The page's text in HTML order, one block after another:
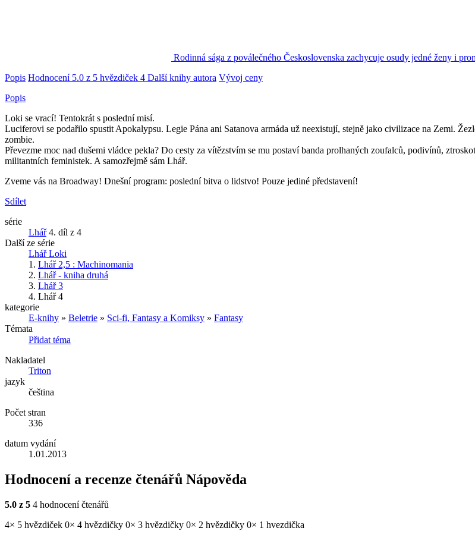
Rodinná sága z poválečného Československa zachycuje osudy jedné ženy i
Popis Hodnocení 5.0 z 5 hvězdiček 4 Další knihy autora Vývoj ceny
Popis
Loki se vrací! Tentokrát s poslední misí.
Luciferovi se podařilo spustit Apokalypsu. Legie Pána ani Satanova armáda už neexistují, stejně jako civilizace na Zemi.
zombie.
Převezme moc nad dušemi vládce pekla? Do cesty za vítězstvím se mu postaví banda prolhaných zoufalců, podivínů,
militantních feministek. A samozřejmě sám Lhář.
Zveme vás na Broadway! Dnešní program: poslední bitva o lidstvo! Pouze jediné představení!
Sdílet
série
Lhář 4. díl z 4
Další ze série
Lhář Loki
1. Lhář 2,5 : Machinomania
2. Lhář - kniha druhá
3. Lhář 3
4. Lhář 4
kategorie
E-knihy » Beletrie » Sci-fi, Fantasy a Komiksy » Fantasy
Témata
Přidat téma
Nakladatel
Triton
jazyk
čeština
Počet stran
336
datum vydání
1.01.2013
Hodnocení a recenze čtenářů Nápověda
5.0 z 5 4 hodnocení čtenářů
4× 5 hvězdiček 0× 4 hvězdičky 0× 3 hvězdičky 0× 2 hvězdičky 0× 1 hvezdička